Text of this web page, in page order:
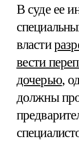
В суде ее
власти
вести
дочерью,
должны